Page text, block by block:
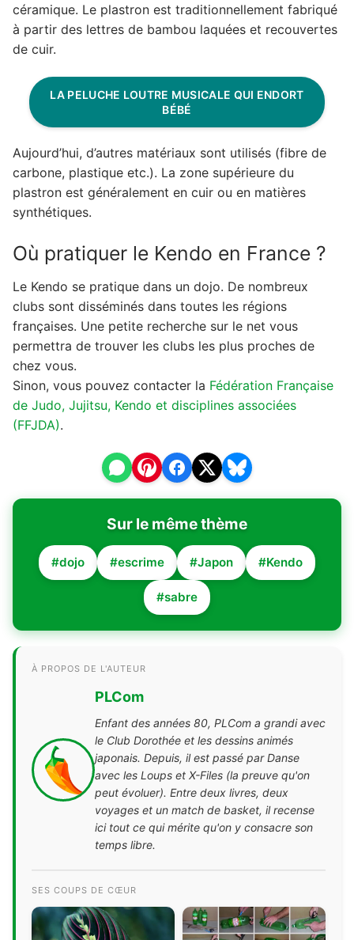
céramique. Le plastron est traditionnellement fabriqué
à partir des lettres de bambou laquées et recouvertes
de cuir.
LA PELUCHE LOUTRE MUSICALE QUI ENDORT
BÉBÉ
Aujourd’hui, d’autres matériaux sont utilisés (fibre de
carbone, plastique etc.). La zone supérieure du
plastron est généralement en cuir ou en matières
synthétiques.
Où pratiquer le Kendo en France ?
Le Kendo se pratique dans un dojo. De nombreux
clubs sont disséminés dans toutes les régions
françaises. Une petite recherche sur le net vous
permettra de trouver les clubs les plus proches de
chez vous.
Sinon, vous pouvez contacter la Fédération Française
de Judo, Jujitsu, Kendo et disciplines associées
(FFJDA).
Sur le même thème
#dojo #escrime #Japon #Kendo
#sabre
À PROPOS DE L'AUTEUR
PLCom
Enfant des années 80, PLCom a grandi avec
le Club Dorothée et les dessins animés
japonais. Depuis, il est passé par Danse
avec les Loups et X-Files (la preuve qu'on
peut évoluer). Entre deux livres, deux
voyages et un match de basket, il recense
ici tout ce qui mérite qu'on y consacre son
temps libre.
SES COUPS DE CŒUR